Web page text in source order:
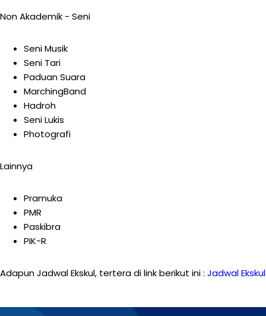
Non Akademik - Seni
Seni Musik
Seni Tari
Paduan Suara
MarchingBand
Hadroh
Seni Lukis
Photografi
Lainnya
Pramuka
PMR
Paskibra
PIK-R
Adapun Jadwal Ekskul, tertera di link berikut ini : Jadwal Ekskul